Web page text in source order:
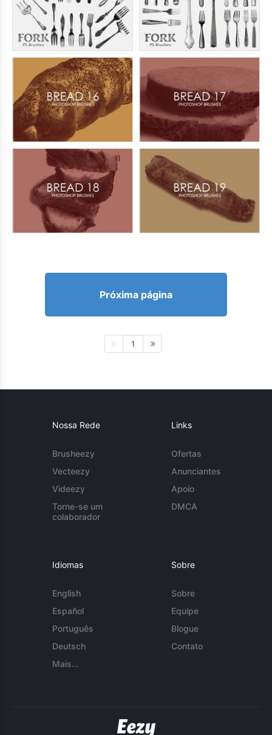
Próxima página
1
Nossa Rede
Brusheezy
Vecteezy
Videezy
Torne-se um
colaborador
Links
Ofertas
Anunciantes
Apoio
DMCA
Idiomas
English
Español
Português
Deutsch
Mais...
Sobre
Sobre
Equipe
Blogue
Contato